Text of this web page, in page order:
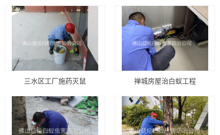
三水区工厂施药灭鼠 禅城房屋治白蚁工程